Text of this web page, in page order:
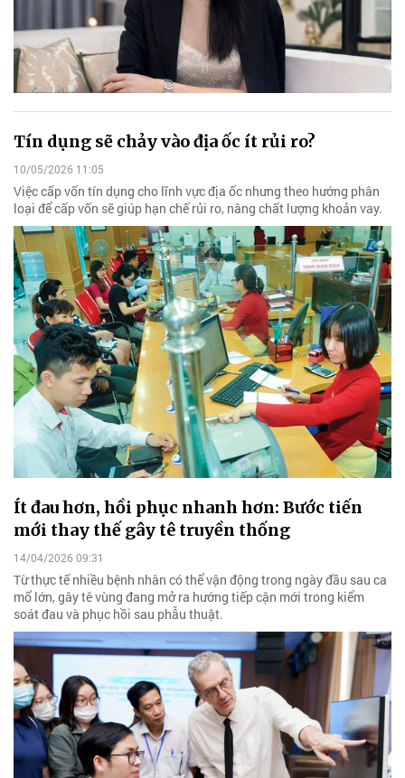
Tín dụng sẽ chảy vào địa ốc ít rủi ro?
10/05/2026 11:05
Việc cấp vốn tín dụng cho lĩnh vực địa ốc nhưng theo hướng phân
loại để cấp vốn sẽ giúp hạn chế rủi ro, nâng chất lượng khoản vay.
Ít đau hơn, hồi phục nhanh hơn: Bước tiến
mới thay thế gây tê truyền thống
14/04/2026 09:31
Từ thực tế nhiều bệnh nhân có thể vận động trong ngày đầu sau ca
mổ lớn, gây tê vùng đang mở ra hướng tiếp cận mới trong kiểm
soát đau và phục hồi sau phẫu thuật.